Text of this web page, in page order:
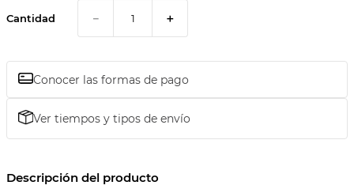
Cantidad ＋
－
Conocer las formas de pago
Ver tiempos y tipos de envío
Descripción del producto